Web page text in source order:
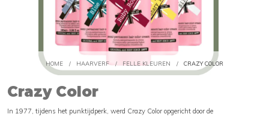
HOME / HAARVERF / FELLE KLEUREN / CRAZY COLOR
Crazy Color
In 1977, tijdens het punktijdperk, werd Crazy Color opgericht door de